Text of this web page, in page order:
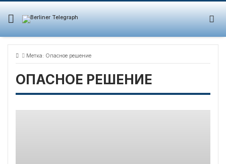
Skip
content
Метка: Опасное решение
ОПАСНОЕ РЕШЕНИЕ